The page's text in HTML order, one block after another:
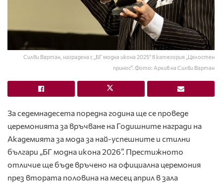
Силви Вартан, наградена с „БГ модна икона 2025” в категория „Цялостен
принос". Фото: Архив на Силви Вартан
За седемнадесета поредна година ще се проведе
церемонията за връчване на Годишните награди на
Академията за мода за най-успешните и стилни
българи „БГ модна икона 2026”. Престижното
отличие ще бъде връчено на официална церемония
през втората половина на месец април в зала